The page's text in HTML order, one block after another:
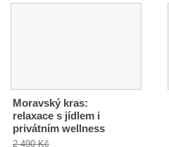
Moravský kras:
relaxace s jídlem i
privátním wellness
2 490 Kč